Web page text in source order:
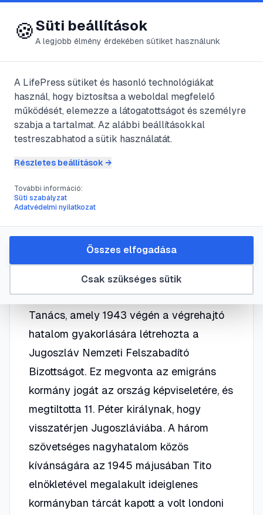
😍 LifePress
@jadedcl
2025. március 28. · perc olvasás
Jugoszlávia
Roosevelt és Sztálin megegyeztek abban,
támogatják. 1942 végétől működött a
Jugoszláv Népfelszabadító Antifasiszta
Tanács, amely 1943 végén a végrehajtó
hatalom gyakorlására létrehozta a
Jugoszláv Nemzeti Felszabadító
Bizottságot. Ez megvonta az emigráns
kormány jogát az ország képviseletére, és
megtiltotta 11. Péter királynak, hogy
visszatérjen Jugoszláviába. A három
szövetséges nagyhatalom közös
kívánságára az 1945 májusában Tito
elnökletével megalakult ideiglenes
kormányban tárcát kapott a volt londoni
🍪Süti beállítások
A legjobb élmény érdekében sütiket használunk
A LifePress sütiket és hasonló technológiákat
használ, hogy biztosítsa a weboldal megfelelő
működését, elemezze a látogatottságot és személyre
szabja a tartalmat. Az alábbi beállításokkal
testreszabhatod a sütik használatát.
Részletes beállítások →
További információ:
Süti szabályzat
Adatvédelmi nyilatkozat
Csak szükséges sütik
Összes elfogadása